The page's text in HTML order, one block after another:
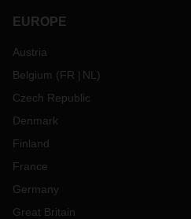
EUROPE
Austria
Belgium (FR NL )
Czech Republic
Denmark
Finland
France
Germany
Great Britain